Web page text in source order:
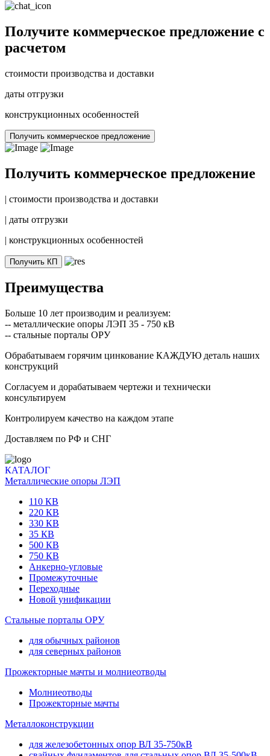
Получите коммерческое предложение с
расчетом
стоимости производства и доставки
даты отгрузки
конструкционных особенностей
Получить коммерческое предложение
Получить коммерческое предложение
| стоимости производства и доставки
| даты отгрузки
| конструкционных особенностей
Получить КП
Преимущества
Больше 10 лет производим и реализуем:
-- металлические опоры ЛЭП 35 - 750 кВ
-- стальные порталы ОРУ
Обрабатываем горячим цинкование КАЖДУЮ деталь наших
конструкций
Согласуем и дорабатываем чертежи и технически
консультируем
Контролируем качество на каждом этапе
Доставляем по РФ и СНГ
КАТАЛОГ
Металлические опоры ЛЭП
110 КВ
220 КВ
330 КВ
35 КВ
500 КВ
750 КВ
Анкерно-угловые
Промежуточные
Переходные
Новой унификации
Стальные порталы ОРУ
для обычных районов
для северных районов
Прожекторные мачты и молниеотводы
Молниеотводы
Прожекторные мачты
Металлоконструкции
для железобетонных опор ВЛ 35-750кВ